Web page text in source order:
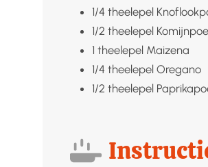
1/4 theelepel
1/2 theelepel
1 theelepel Maizena
1/4 theelepel Oregano
1/2 theelepel